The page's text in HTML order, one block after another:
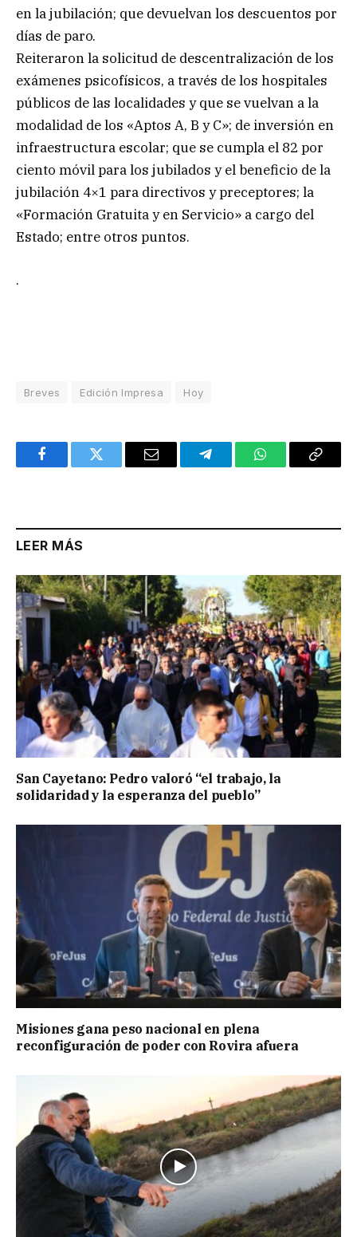
en la jubilación; que devuelvan los descuentos por
días de paro.
Reiteraron la solicitud de descentralización de los
exámenes psicofísicos, a través de los hospitales
públicos de las localidades y que se vuelvan a la
modalidad de los «Aptos A, B y C»; de inversión en
infraestructura escolar; que se cumpla el 82 por
ciento móvil para los jubilados y el beneficio de la
jubilación 4×1 para directivos y preceptores; la
«Formación Gratuita y en Servicio» a cargo del
Estado; entre otros puntos.
.
Breves Edición Impresa Hoy
FacebookTwitter Email TelegramWhatsAppCopy
LEER MÁS
San Cayetano: Pedro valoró “el trabajo, la
solidaridad y la esperanza del pueblo”
Misiones gana peso nacional en plena
reconfiguración de poder con Rovira afuera